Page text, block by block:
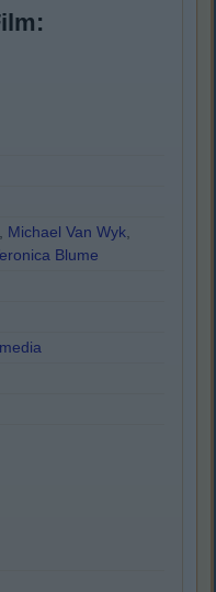
, Michael Van Wyk,
Blume